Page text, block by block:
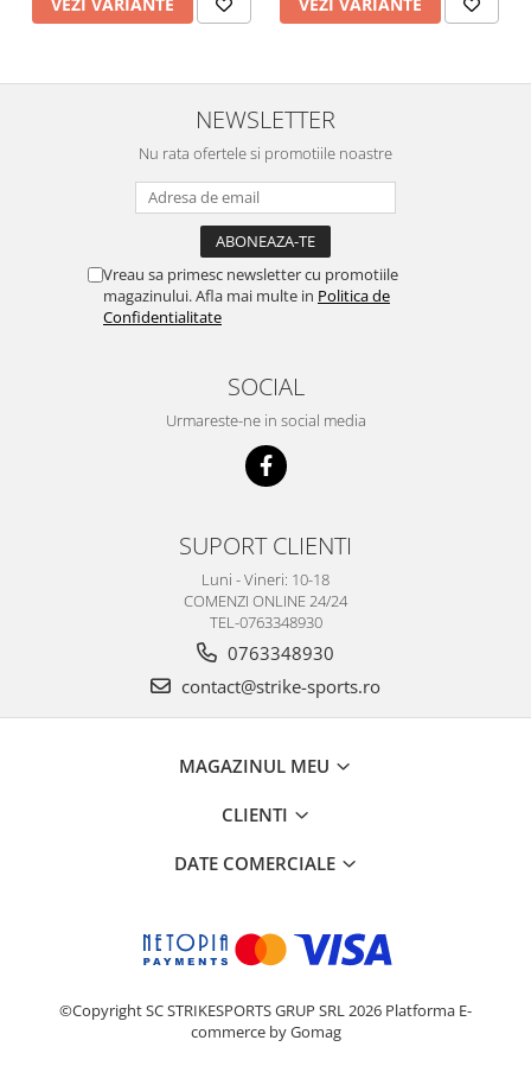
NEWSLETTER
Nu rata ofertele si promotiile noastre
Vreau sa primesc newsletter cu promotiile
magazinului. Afla mai multe in Politica de
Confidentialitate
SOCIAL
Urmareste-ne in social media
SUPORT CLIENTI
Luni - Vineri: 10-18
COMENZI ONLINE 24/24
TEL-0763348930
0763348930
contact@strike-sports.ro
MAGAZINUL MEU
CLIENTI
DATE COMERCIALE
©Copyright SC STRIKESPORTS GRUP SRL 2026 Platforma E-
commerce by Gomag